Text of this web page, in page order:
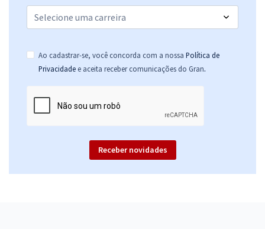
Ao cadastrar-se, você concorda com a nossa Política de
Privacidade e aceita receber comunicações do Gran.
Receber novidades